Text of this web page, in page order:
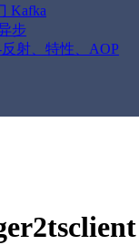
Kafka
步
射、特性、AOP